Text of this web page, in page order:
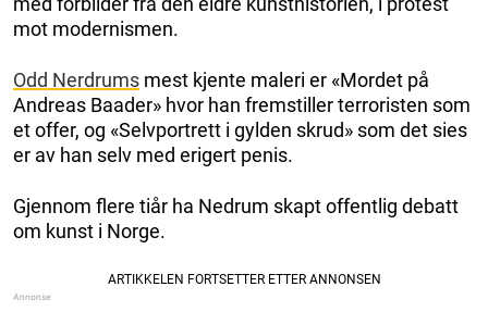
mot modernismen.
Odd Nerdrums mest kjente maleri er «Mordet på
Andreas Baader» hvor han fremstiller terroristen som
et offer, og «Selvportrett i gylden skrud» som det sies
er av han selv med erigert penis.
Gjennom flere tiår ha Nedrum skapt offentlig debatt
om kunst i Norge.